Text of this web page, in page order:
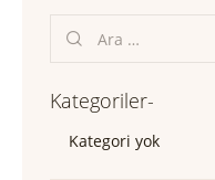
Kategoriler-
Kategori yok